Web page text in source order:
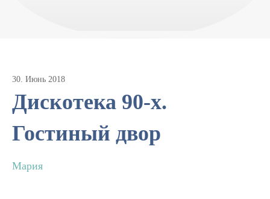
30. Июнь 2018
Дискотека 90-х.
Гостиный двор
Мария